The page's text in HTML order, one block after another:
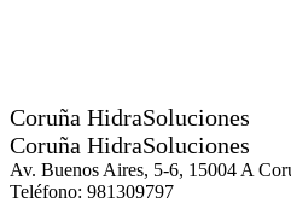
Coruña HidraSoluciones
Coruña HidraSoluciones
Av. Buenos Aires, 5-6, 15004 A
Teléfono: 981309797